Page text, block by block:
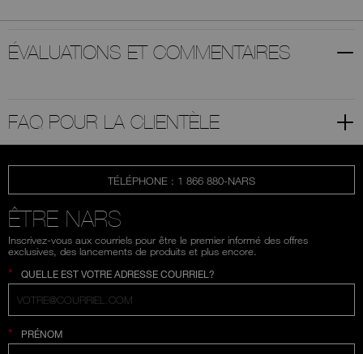
ÉVALUATIONS ET COMMENTAIRES
FAQ POUR LA CLIENTÈLE
TÉLÉPHONE : 1 866 880-NARS
ÊTRE NARS
Inscrivez-vous aux courriels pour être le premier informé des offres
exclusives, des lancements de produits et plus encore.
* QUELLE EST VOTRE ADRESSE COURRIEL?
* PRÉNOM